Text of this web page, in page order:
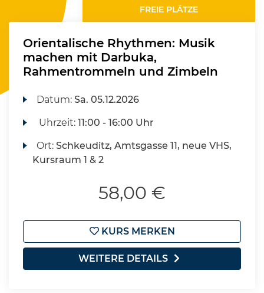
FREIE PLÄTZE
Orientalische Rhythmen: Musik
machen mit Darbuka,
Rahmentrommeln und Zimbeln
Datum:Sa. 05.12.2026
Uhrzeit:11:00 - 16:00 Uhr
Ort:Schkeuditz, Amtsgasse 11, neue VHS,
Kursraum 1 & 2
58,00 €
KURS MERKEN
WEITERE DETAILS